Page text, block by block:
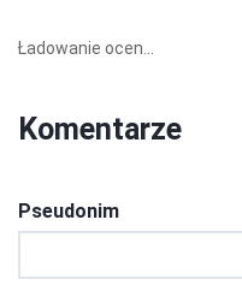
Ładowanie ocen...
Komentarze
Pseudonim